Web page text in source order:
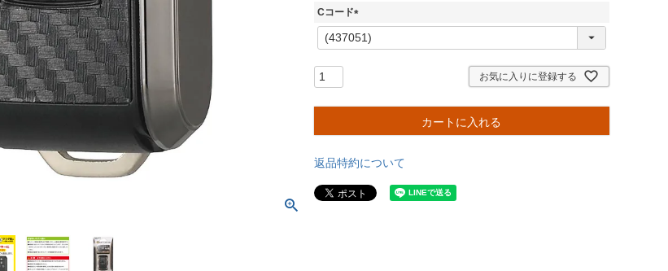
Cコード
(
必
お気に入りに登録する
カートに入れる
返品特約について